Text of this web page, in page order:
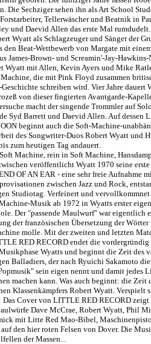
Die Sechziger sehen ihn als Art School
Tellerwäscher und Beatnik in
und Daevid Allen das erste Mal
Wyatt als Schlagzeuger und Sänger der
den Beat-Wettbewerb von Margate mit
James-Brown- und Screamin'-Jay-Hawkins-
Wyatt mit Allen, Kevin Ayers und Mike
die mit Pink Floyd zusammen
schreiben wird. Vier Jahre dauert
von dieser fingierten Avantgarde-
macht der singende Trommler auf
Syd Barrett und Daevid Allen. Auf dessen
beginnt auch die Soft-Machine-
des Songwriter-Duos Robert Wyatt und
zum heutigen Tag andauert.
Machine, rein in Soft Machine,
veröffentlicht Wyatt 1970 seine
OF AN EAR - eine sehr freie Aufnahme
zwischen Jazz und Rock,
Studiotag. Verfeinert und
Musik ab 1972 in Wyatts erster
Der "passende Maulwurf" war eigentlich
der französischen Übersetzung der Wörter
molle. Mit der zweiten und letzten
RED RECORD endet die vordergründig
Wyatts und beginnt die Zeit des
Balladiers, der nach Ryuichi Sakamoto
sein eigen nennt und damit jedes
machen kann. Was auch beginnt: die Zeit
Klassenkämpfers Robert Wyatt. Verspielt
Das Cover von LITTLE RED RECORD
Dave McCrae, Robert Wyatt, Phil
mit Litte Red Mao-Bibel,
auf den hier roten Felsen von Dover. Die
der Massen...